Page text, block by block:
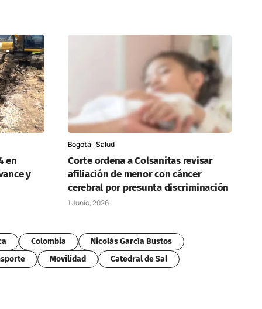
en
y
Bogotá Salud
Corte ordena a Colsanitas revisar
afiliación de menor con cáncer
cerebral por presunta discriminación
1 Junio, 2026
Colombia
Nicolás García Bustos
Movilidad Catedral de Sal